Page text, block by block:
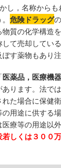
し，名称から
危険ドラッグ
質の化学構造
して売却してい
す薬物もあり注
医薬品，医療機
あります。法で
た場合に保健
の用途に供する
療等の用途以
若しくは３００